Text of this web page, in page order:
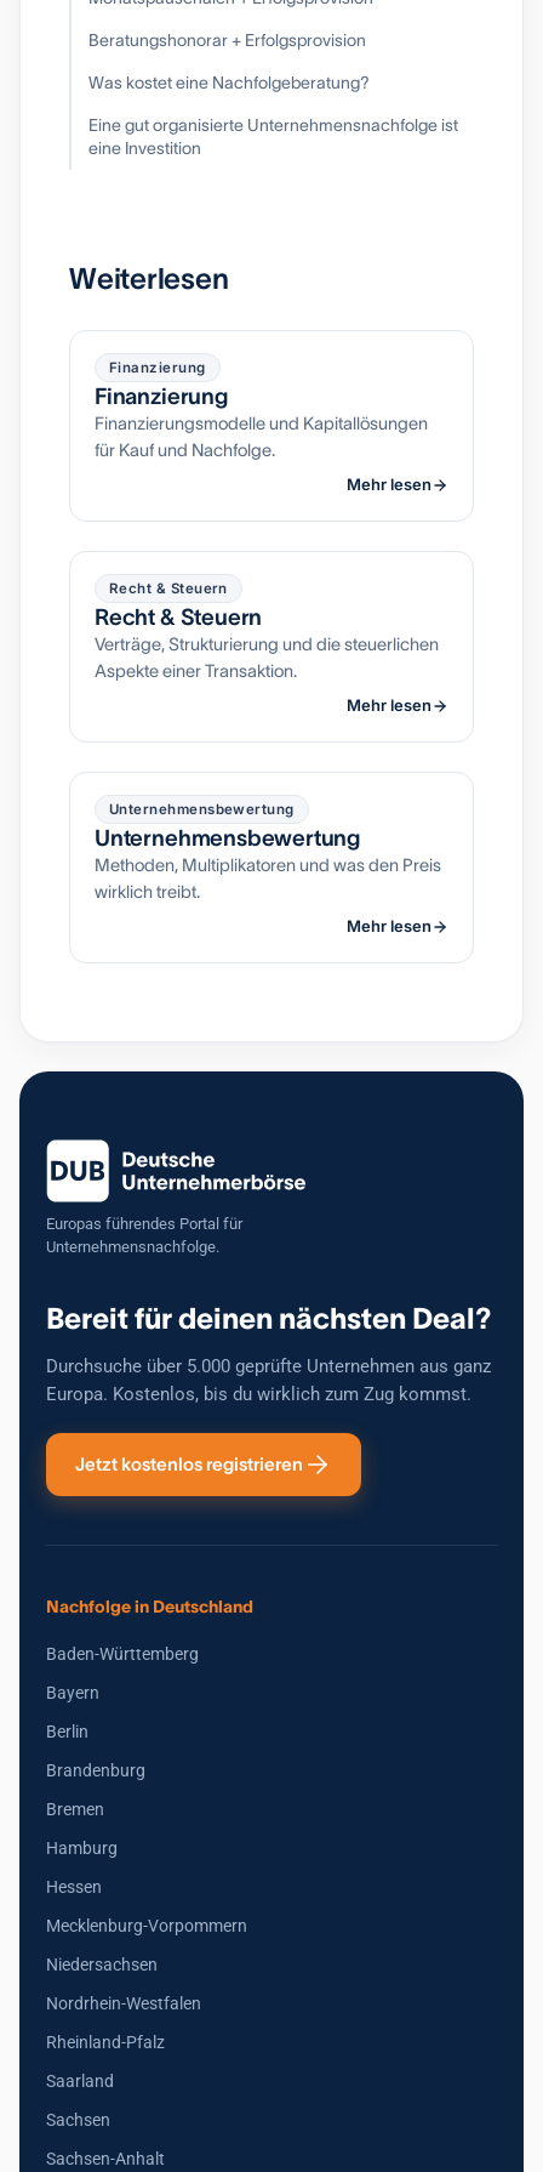
Beratungshonorar + Erfolgsprovision
Was kostet eine Nachfolgeberatung?
Eine gut organisierte Unternehmensnachfolge ist
eine Investition
Weiterlesen
Finanzierung
Finanzierung
Finanzierungsmodelle und Kapitallösungen
für Kauf und Nachfolge.
Mehr lesen
Recht & Steuern
Recht & Steuern
Verträge, Strukturierung und die steuerlichen
Aspekte einer Transaktion.
Mehr lesen
Unternehmensbewertung
Unternehmensbewertung
Methoden, Multiplikatoren und was den Preis
wirklich treibt.
Mehr lesen
Europas führendes Portal für
Unternehmensnachfolge.
Bereit für deinen nächsten Deal?
Durchsuche über 5.000 geprüfte Unternehmen aus ganz
Europa. Kostenlos, bis du wirklich zum Zug kommst.
Jetzt kostenlos registrieren
Nachfolge in Deutschland
Baden-Württemberg
Bayern
Berlin
Brandenburg
Bremen
Hamburg
Hessen
Mecklenburg-Vorpommern
Niedersachsen
Nordrhein-Westfalen
Rheinland-Pfalz
Saarland
Sachsen
Sachsen-Anhalt